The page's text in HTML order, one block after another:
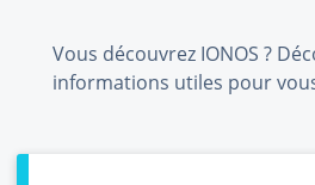
Vous découvrez IONOS ?
informations utiles pour